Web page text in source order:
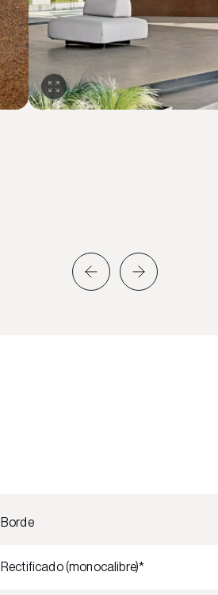
Borde
Rectificado (monocalibre)*